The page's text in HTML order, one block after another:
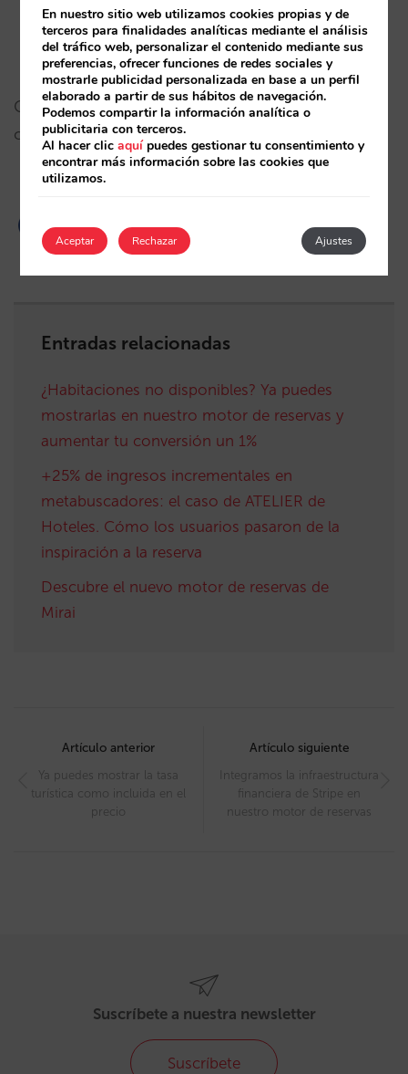
Lo puedes enviar ahí mismo, a un solo clic, en la
parte de abajo de esa ventana de la reserva.
Consulta con tu account manager en Mirai ante
cualquier duda.
Entradas relacionadas
¿Habitaciones no disponibles? Ya puedes
mostrarlas en nuestro motor de reservas y
aumentar tu conversión un 1%
+25% de ingresos incrementales en
metabuscadores: el caso de ATELIER de
Hoteles. Cómo los usuarios pasaron de la
inspiración a la reserva
Descubre el nuevo motor de reservas de
Mirai
navigation
Artículo anterior
Ya puedes mostrar la tasa
turística como incluida en el
precio
Artículo siguiente
Integramos la infraestructura
financiera de Stripe en
nuestro motor de reservas
Suscríbete a nuestra newsletter
Suscríbete
En nuestro sitio web utilizamos cookies propias y de
terceros para finalidades analíticas mediante el análisis
del tráfico web, personalizar el contenido mediante sus
preferencias, ofrecer funciones de redes sociales y
mostrarle publicidad personalizada en base a un perfil
elaborado a partir de sus hábitos de navegación.
Podemos compartir la información analítica o
publicitaria con terceros.
Al hacer clicaquípuedes gestionar tu consentimiento y
encontrar más información sobre las cookies que
utilizamos.
Aceptar Ajustes
Rechazar